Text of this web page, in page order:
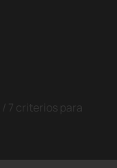
/ 7 criterios para